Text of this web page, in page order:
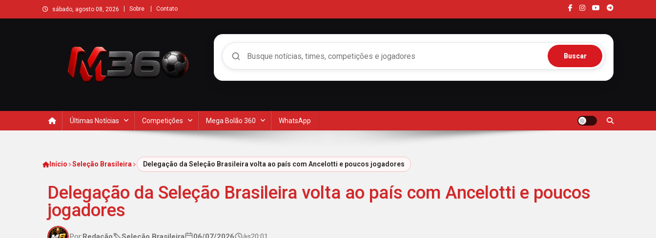
sábado, agosto 08, 2026 Sobre Contato
Buscar no Mengão 360
Buscar
Últimas Notícias Competições Mega Bolão 360 WhatsApp
Início Seleção Brasileira Delegação da Seleção Brasileira volta ao país com Ancelotti e poucos jogadores
Delegação da Seleção Brasileira volta ao país com Ancelotti e poucos
jogadores